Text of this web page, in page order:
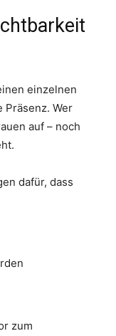
einzelnen
Wer
auf – noch
dafür, dass
zum